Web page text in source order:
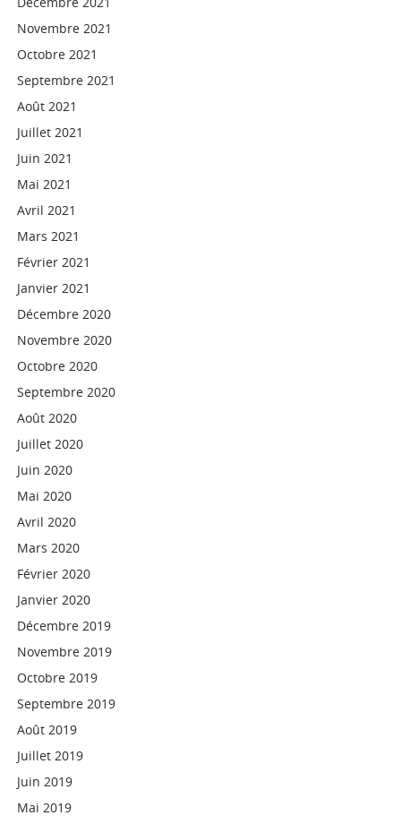
Novembre 2021
Octobre 2021
Septembre 2021
Août 2021
Juillet 2021
Juin 2021
Mai 2021
Avril 2021
Mars 2021
Février 2021
Janvier 2021
Décembre 2020
Novembre 2020
Octobre 2020
Septembre 2020
Août 2020
Juillet 2020
Juin 2020
Mai 2020
Avril 2020
Mars 2020
Février 2020
Janvier 2020
Décembre 2019
Novembre 2019
Octobre 2019
Septembre 2019
Août 2019
Juillet 2019
Juin 2019
Mai 2019